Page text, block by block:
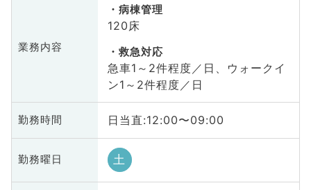
業務内容
病棟管理
120床
救急対応
急車1～2件程度／日、ウォークイ
ン1～2件程度／日
勤務時間 日当直:12:00〜09:00
勤務曜日 土